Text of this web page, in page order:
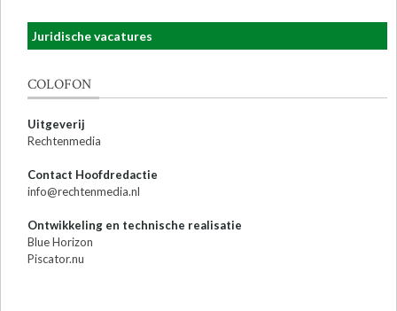
Juridische vacatures
COLOFON
Uitgeverij
Rechtenmedia
Contact Hoofdredactie
info@rechtenmedia.nl
Ontwikkeling en technische realisatie
Blue Horizon
Piscator.nu